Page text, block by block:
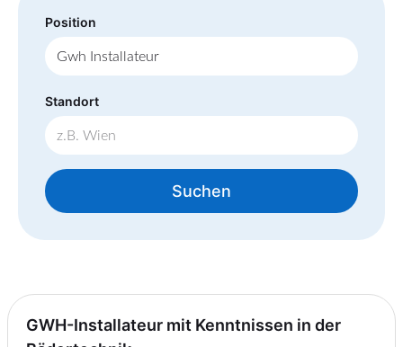
Position
Standort
Suchen
GWH-Installateur mit Kenntnissen in der